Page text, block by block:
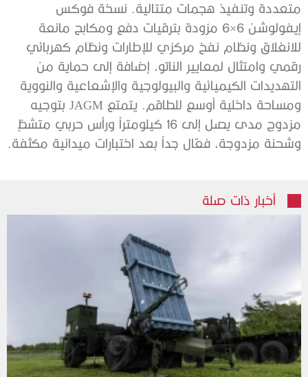
متعددة وتنفيذ هجمات متتالية. نسخة فوكس
إيفولوشن 6×6 مزودة بترقيات دفع ومكابح مانعة
للانغلاق ونظام نفخ مركزي للإطارات ونظام كهربائي
رقمي وامتثال لمعايير الناتو، إضافة إلى حماية من
التهديدات الكيميائية والبيولوجية والإشعاعية والنووية
ومساحة داخلية أوسع للطاقم. يتمتع JAGM بتوجيه
مزدوج مدى يصل إلى 16 كيلومتراً ورأس حربي متشظٍ
وشحنة مزدوجة، فعّال جداً بعد اختبارات ميدانية مكثفة.
أخبار ذات صلة